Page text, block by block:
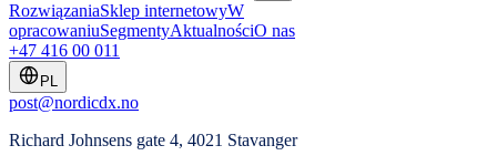
RozwiązaniaSklep internetowyW
opracowaniuSegmentyAktualnościO nas
+47 416 00 011
PL
post@nordicdx.no
Richard Johnsens gate 4, 4021 Stavanger